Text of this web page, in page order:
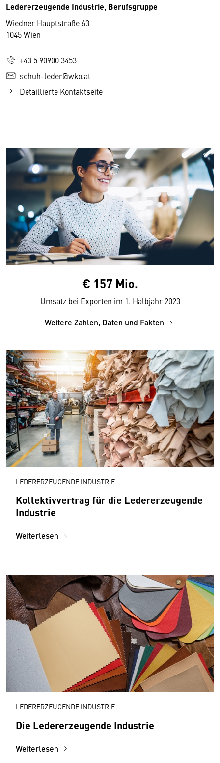
Ledererzeugende Industrie, Berufsgruppe
Wiedner Hauptstraße 63
1045 Wien
+43 5 90900 3453
schuh-leder@wko.at
Detaillierte Kontaktseite
€ 157 Mio.
Umsatz bei Exporten im 1. Halbjahr 2023
Weitere Zahlen, Daten und Fakten
LEDERERZEUGENDE INDUSTRIE
Kollektivvertrag für die Ledererzeugende
Industrie
Weiterlesen
LEDERERZEUGENDE INDUSTRIE
Die Ledererzeugende Industrie
Weiterlesen